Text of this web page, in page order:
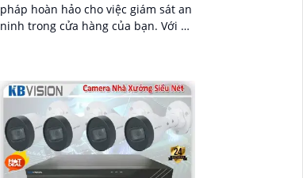
pháp hoàn hảo cho việc giám sát an
ninh trong cửa hàng của bạn. Với độ